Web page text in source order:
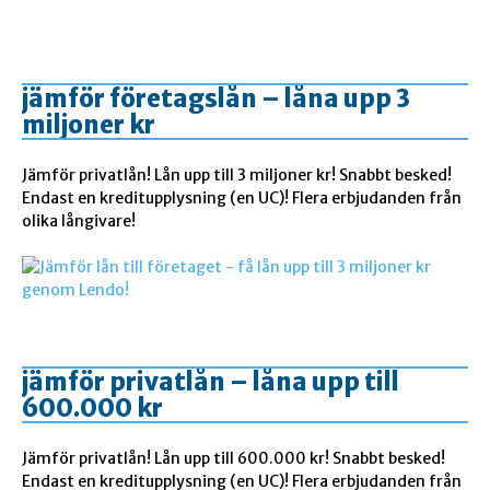
jämför företagslån – låna upp 3
miljoner kr
Jämför privatlån! Lån upp till 3 miljoner kr! Snabbt besked!
Endast en kreditupplysning (en UC)! Flera erbjudanden från
olika långivare!
jämför privatlån – låna upp till
600.000 kr
Jämför privatlån! Lån upp till 600.000 kr! Snabbt besked!
Endast en kreditupplysning (en UC)! Flera erbjudanden från